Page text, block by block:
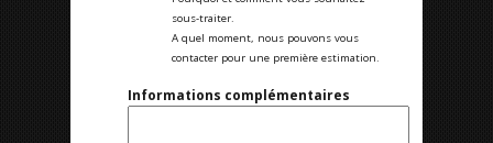
sous-traiter.
A quel moment, nous pouvons vous
contacter pour une première estimation.
Informations complémentaires